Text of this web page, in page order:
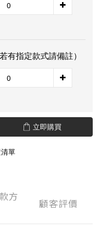
有指定款式請備註）
立即購買
單
方
顧客評價